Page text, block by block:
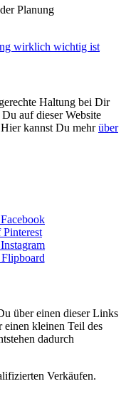
wirk­lich wich­tig ist
Haltung bei Dir
auf dieser Website
kannst Du mehrüber
über einen dieser Links
einen kleinen Teil des
dadurch
Verkäufen.